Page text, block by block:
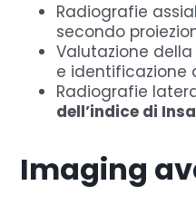
Radiografie
secondo
Valutazione
e identificazione
Radiografie
dell’indice di
Imaging